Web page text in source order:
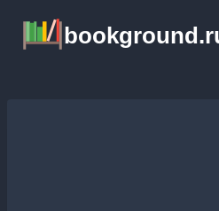
содержимому